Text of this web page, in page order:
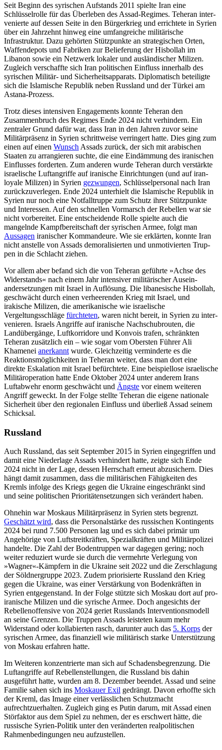
Seit Beginn des syrischen Aufstands 2011 spielte Iran eine
Schlüsselrolle für das Über­leben des Assad-Regimes. Teheran inter­
venierte auf dessen Seite in den Bürgerkrieg und errichtete in Syrien
über ein Jahrzehnt hinweg eine umfangreiche militärische
Infrastruktur. Dazu gehörten Stützpunkte an strategischen Orten,
Waffendepots und Fabriken zur Belieferung der Hisbollah im
Libanon sowie ein Netzwerk lokaler und ausländischer Milizen.
Zugleich verschaffte sich Iran politischen Einfluss innerhalb des
syrischen Militär- und Sicherheitsapparats. Diplomatisch beteiligte
sich die Islamische Republik neben Russland und der Türkei am
Astana-Prozess.
Trotz dieses intensiven Engagements konnte Teheran den
Zusammenbruch des Regimes Ende 2024 nicht verhindern. Ein
zentraler Grund dafür war, dass Iran in den Jahren zuvor seine
Militärpräsenz in Syrien schrittweise verringert hatte. Dies ging zum
einen auf einen Wunsch Assads zurück, der sich mit arabischen
Staaten zu arrangieren suchte, die eine Eindämmung des iranischen
Einflusses forderten. Zum anderen wurde Teheran durch verstärkte
israelische Luft­angriffe auf iranische Einrichtungen (und auf iran-
loyale Milizen) in Syrien ge­zwun­gen, Schlüsselpersonal nach Iran
zurückzuverlegen. Ende 2024 unterhielt die Islami­sche Republik in
Syrien nur noch eine Not­falltruppe zum Schutz ihrer Stütz­punkte
und Interessen. Auf den schnellen Vor­marsch der Rebellen war sie
nicht vor­berei­tet. Eine entscheidende Rolle spielte auch die
mangelnde Kampfbereitschaft der syri­schen Armee, folgt man
Aussagen irani­scher Kommandeure. Wie sie erklärten, konnte Iran
nicht anstelle von Assads demoralisierten und unmotivierten Trup­
pen in die Schlacht ziehen.
Vor allem aber befand sich die von Tehe­ran geführte »Achse des
Widerstands« nach einem Jahr intensiver militärischer Aus­ein­
andersetzungen mit Israel in Auflösung. Die libanesische Hisbollah,
geschwächt durch einen verheerenden Krieg mit Israel, und
irakische Milizen, die amerikanische wie israelische
Vergeltungsschläge fürchte­ten, waren nicht bereit, in Syrien zu inter­
venieren. Israels Angriffe auf iranische Nachschubrouten, die
Landübergänge, Luft­korridore und Konvois trafen, schränkten
Teheran zusätzlich ein – wie sogar vom Obersten Führer Ali
Khamenei anerkannt wurde. Gleichzeitig verminderte es die
Reaktionsmöglichkeiten in Teheran weiter, dass man dort eine
direkte Eskalation mit Israel befürchtete. Eine beispiellose israeli­sche
Militäroperation hatte Ende Oktober 2024 unter anderem Irans
Luftabwehr enorm geschwächt und Ängste vor einem weiteren
Angriff geweckt. In der Folge stell­te Teheran die eigene nationale
Sicherheit über den regionalen Einfluss und überließ Assad seinem
Schicksal.
Russland
Auch Russland, das seit September 2015 in Syrien eingegriffen und
damit eine Nieder­lage Assads verhindert hatte, zeigte sich Ende
2024 nicht in der Lage, dessen Herr­schaft erneut abzusichern. Dies
hängt da­mit zusammen, dass die militärischen Fähigkeiten des
Kremls infolge des Kriegs gegen die Ukraine eingeschränkt sind
und seine politischen Prioritätensetzungen sich verändert haben.
Ohnehin war Moskaus Militärpräsenz in Syrien stets begrenzt.
Geschätzt wird, dass die Personalstärke des russischen Kontingents
2024 bei rund 7.500 Personen lag und es sich dabei primär um
Angehörige von Luftstreitkräften, Spezialkräften und Mili­tär­polizei
handelte. Die Zahl der Boden­trup­pen war dagegen gering; noch
weiter redu­ziert wurde sie durch die vermehrte Verle­gung von
»Wagner«-Kämpfern in die Ukrai­ne seit 2022 und die Zerschlagung
der Söld­nergruppe 2023. Zu­dem priorisierte Russ­land den Krieg
gegen die Ukraine, was einer Verstärkung von Bodenkräften in
Syrien entgegenstand. In der Folge stützte sich Moskau dort auf pro-
iranische Milizen und die syrische Armee. Doch angesichts der
Rebellenoffensive von 2024 geriet Russlands Interventionsmodell
an seine Gren­zen. Die Truppen Assads leisteten kaum mehr
Widerstand oder kollabierten rasch, darunter auch das 5. Korps der
syrischen Armee, das finanziell wie militärisch starke Unterstützung
von Moskau erfahren hatte.
Im Weiteren konzentrierte man sich auf Schadensbegrenzung. Die
Luftangriffe auf Rebellenstellungen, die Russland bis dahin
ausgeführt hatte, wurden am 8. Dezember beendet. Assad und seine
Familie sahen sich ins Moskauer Exil gedrängt. Davon er­hoffte sich
der Kreml, das Image einer ver­lässlichen Schutzmacht
aufrechtzuerhalten. Zugleich ging es Putin darum, mit Assad einen
Störfaktor aus dem Spiel zu nehmen, der es erschwert hätte, die
russische Syrien-Politik unter den veränderten realpolitischen
Rahmenbedingungen neu aufzustellen.